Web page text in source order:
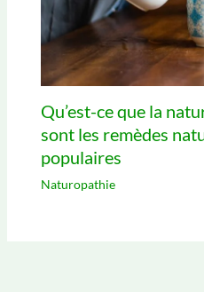
Qu’est-ce que la
sont les remèdes
populaires
Naturopathie